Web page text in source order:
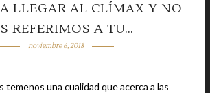
LLEGAR AL CLÍMAX Y NO
REFERIMOS A TU…
noviembre 6, 2018
temenos una cualidad que acerca a las